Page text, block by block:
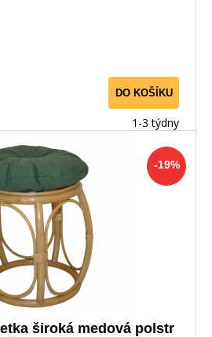
DO KOŠÍKU
1-3 týdny
-19%
široká medová polstr